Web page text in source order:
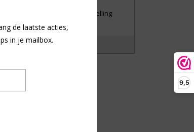
9,5
met je aankoop? Stuur je bestelling
weten!
de laatste acties,
in je mailbox.